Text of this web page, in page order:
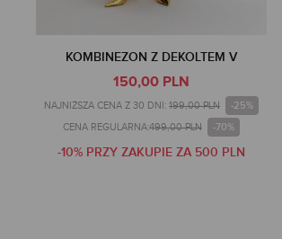
KOMBINEZON Z DEKOLTEM V
150,00 PLN
NAJNIŻSZA CENA Z 30 DNI: 199,00 PLN -25%
CENA REGULARNA:499,00 PLN -70%
-10% PRZY ZAKUPIE ZA 500 PLN